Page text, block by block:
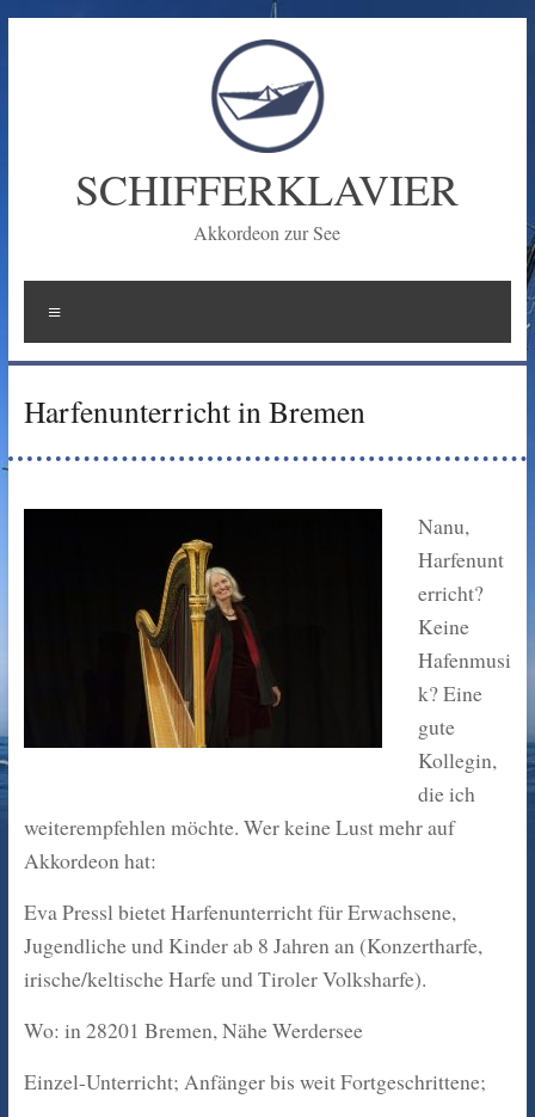
SCHIFFERKLAVIER
Akkordeon zur See
Harfenunterricht in Bremen
Nanu,
Harfenunt
erricht?
Keine
Hafenmusi
k? Eine
gute
Kollegin,
die ich
weiterempfehlen möchte. Wer keine Lust mehr auf
Akkordeon hat:
Eva Pressl bietet Harfenunterricht für Erwachsene,
Jugendliche und Kinder ab 8 Jahren an (Konzertharfe,
irische/keltische Harfe und Tiroler Volksharfe).
Wo: in 28201 Bremen, Nähe Werdersee
Einzel-Unterricht; Anfänger bis weit Fortgeschrittene;